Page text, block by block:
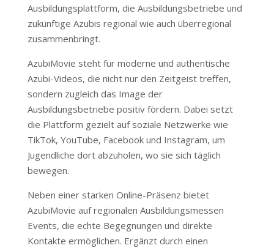
Ausbildungsplattform, die Ausbildungsbetriebe und
zukünftige Azubis regional wie auch überregional
zusammenbringt.
AzubiMovie steht für moderne und authentische
Azubi-Videos, die nicht nur den Zeitgeist treffen,
sondern zugleich das Image der
Ausbildungsbetriebe positiv fördern. Dabei setzt
die Plattform gezielt auf soziale Netzwerke wie
TikTok, YouTube, Facebook und Instagram, um
Jugendliche dort abzuholen, wo sie sich täglich
bewegen.
Neben einer starken Online-Präsenz bietet
AzubiMovie auf regionalen Ausbildungsmessen
Events, die echte Begegnungen und direkte
Kontakte ermöglichen. Ergänzt durch einen